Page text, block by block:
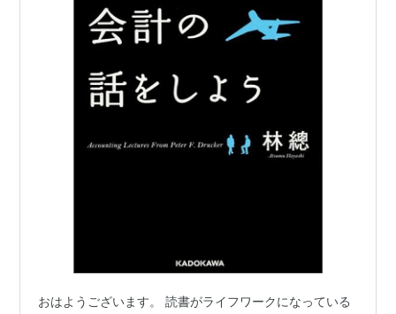
おはようございます。 読書がライフワークになっている